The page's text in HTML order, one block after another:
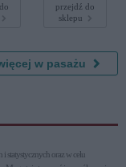
przejdź do
sklepu
w pasażu
statystycznych oraz w celu